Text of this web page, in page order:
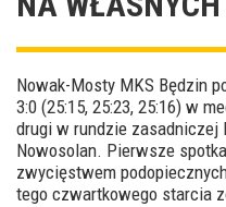
Nowak-Mosty MKS Będzin
3:0 (25:15, 25:23, 25:16) w
drugi w rundzie zasadniczej
Nowosolan. Pierwsze
zwycięstwem
tego czwartkowego starcia